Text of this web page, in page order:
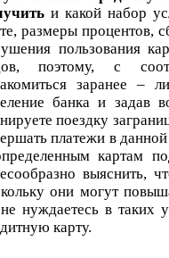
и какой набор
размеры процентов,
пользования
поэтому, с
заранее –
банка и задав
поездку
платежи в
картам
выяснить,
они могут
нуждаетесь в таких
карту.